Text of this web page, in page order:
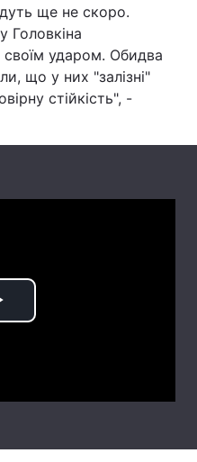
Регіони
Статті
Думки
ще не скоро.
Головкіна
своїм ударом. Обидва
що у них "залізні"
стійкість", -